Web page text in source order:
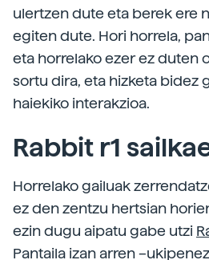
ulertzen dute eta berek ere
egiten dute. Hori horrela,
eta horrelako ezer ez duten
sortu dira, eta hizketa bidez
haiekiko interakzioa.
Rabbit r1
Horrelako gailuak
ez den zentzu hertsian
ezin dugu aipatu gabe utzi
Pantaila izan arren